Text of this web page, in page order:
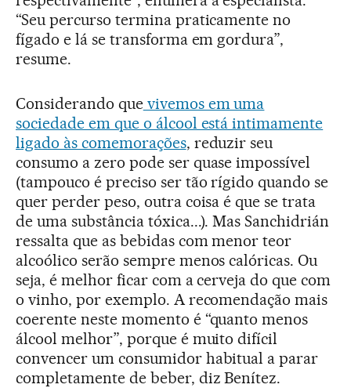
“Seu percurso termina praticamente no
fígado e lá se transforma em gordura”,
resume.
Considerando quevivemos em uma
sociedade em que o álcool está intimamente
ligado às comemorações, reduzir seu
consumo a zero pode ser quase impossível
(tampouco é preciso ser tão rígido quando se
quer perder peso, outra coisa é que se trata
de uma substância tóxica...). Mas Sanchidrián
ressalta que as bebidas com menor teor
alcoólico serão sempre menos calóricas. Ou
seja, é melhor ficar com a cerveja do que com
o vinho, por exemplo. A recomendação mais
coerente neste momento é “quanto menos
álcool melhor”, porque é muito difícil
convencer um consumidor habitual a parar
completamente de beber, diz Benítez.